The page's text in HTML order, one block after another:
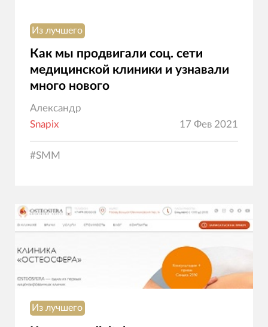
Из лучшего
Как мы продвигали соц. сети
медицинской клиники и узнавали
много нового
Александр
Snapix
17 Фев 2021
#SMM
Из лучшего